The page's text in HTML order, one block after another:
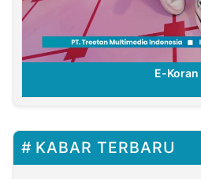
E-Koran
KABAR TERBARU